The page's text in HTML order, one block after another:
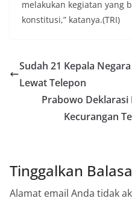
melakukan kegiatan yang
konstitusi,” katanya.(TRI)
Sudah 21 Kepala
Lewat Telepon
Prabowo Deklarasi
Kecurangan
Tinggalkan
Alamat email Anda tidak